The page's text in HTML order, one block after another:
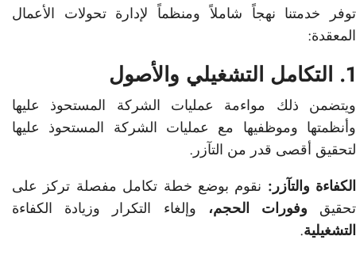
توفر خدمتنا نهجاً شاملاً ومنظماً لإدارة تحولات الأعمال
المعقدة:
1. التكامل التشغيلي والأصول
ويتضمن ذلك مواءمة عمليات الشركة المستحوذ عليها
وأنظمتها وموظفيها مع عمليات الشركة المستحوذ عليها
لتحقيق أقصى قدر من التآزر.
الكفاءة والتآزر: نقوم بوضع خطة تكامل مفصلة تركز على
تحقيق وفورات الحجم، وإلغاء التكرار وزيادة الكفاءة
التشغيلية.